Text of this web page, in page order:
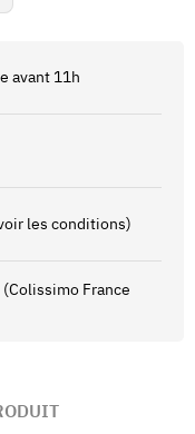
avant 11h
les conditions)
France